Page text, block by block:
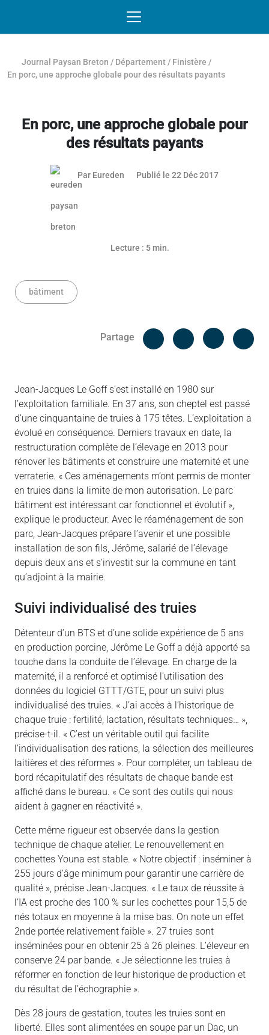
Journal Paysan Breton / Département / Finistère /
En porc, une approche globale pour des résultats payants
En porc, une approche globale pour
des résultats payants
Par Eureden Publié le 22 Déc 2017
Lecture : 5 min.
bâtiment
Partage
Facebook
Jean-Jacques Le Goff s’est installé en 1980 sur
l’exploitation familiale. En 37 ans, son cheptel est passé
d’une cinquantaine de truies à 175 têtes. L’exploitation a
évolué en conséquence. Derniers travaux en date, la
restructuration complète de l’élevage en 2013 pour
rénover les bâtiments et construire une maternité et une
verraterie. « Ces aménagements m’ont permis de monter
en truies dans la limite de mon autorisation. Le parc
bâtiment est intéressant car fonctionnel et évolutif »,
explique le producteur. Avec le réaménagement de son
parc, Jean-Jacques prépare l’avenir et une possible
installation de son fils, Jérôme, salarié de l’élevage
depuis deux ans et s’investit sur la commune en tant
qu’adjoint à la mairie.
Suivi individualisé des truies
Détenteur d’un BTS et d’une solide expérience de 5 ans
en production porcine, Jérôme Le Goff a déjà apporté sa
touche dans la conduite de l’élevage. En charge de la
maternité, il a renforcé et optimisé l’utilisation des
données du logiciel GTTT/GTE, pour un suivi plus
individualisé des truies. « J’ai accès à l’historique de
chaque truie : fertilité, lactation, résultats techniques… »,
précise-t-il. « C’est un véritable outil qui facilite
l’individualisation des rations, la sélection des meilleures
laitières et des réformes ». Pour compléter, un tableau de
bord récapitulatif des résultats de chaque bande est
affiché dans le bureau. « Ce sont des outils qui nous
aident à gagner en réactivité ».
Cette même rigueur est observée dans la gestion
technique de chaque atelier. Le renouvellement en
cochettes Youna est stable. « Notre objectif : inséminer à
255 jours d’âge minimum pour garantir une carrière de
qualité », précise Jean-Jacques. « Le taux de réussite à
l’IA est proche des 100 % sur les cochettes pour 15,5 de
nés totaux en moyenne à la mise bas. On note un effet
2nde portée relativement faible ». 27 truies sont
inséminées pour en obtenir 25 à 26 pleines. L’éleveur en
conserve 24 par bande. « Je sélectionne les truies à
réformer en fonction de leur historique de production et
du résultat de l’échographie ».
Dès 28 jours de gestation, toutes les truies sont en
liberté. Elles sont alimentées en soupe par un Dac, un